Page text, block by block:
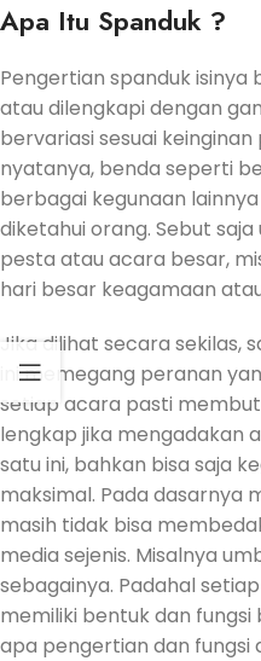
Apa Itu Spanduk ?
Pengertian spanduk isinya
atau dilengkapi dengan
bervariasi sesuai
nyatanya, benda seperti
berbagai kegunaan
diketahui orang. Sebut
pesta atau acara besar,
hari besar keagamaan
Jika dilihat secara sekilas,
ini memegang peranan
setiap acara pasti
lengkap jika mengadakan
satu ini, bahkan bisa saja
maksimal. Pada dasarnya
masih tidak bisa
media sejenis. Misalnya
sebagainya. Padahal
memiliki bentuk dan
apa pengertian dan fungsi